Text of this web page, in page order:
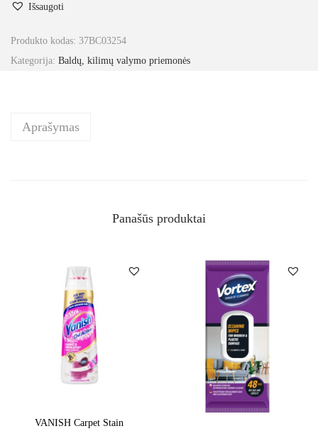
Išsaugoti
Produkto kodas: 37BC03254
Kategorija: Baldų, kilimų valymo priemonės
Aprašymas
Panašūs produktai
VANISH Carpet Stain